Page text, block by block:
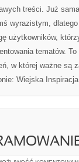
treści. Już
wyrazistym,
użytkowników,
tematów.
w której ważne są
Wiejska